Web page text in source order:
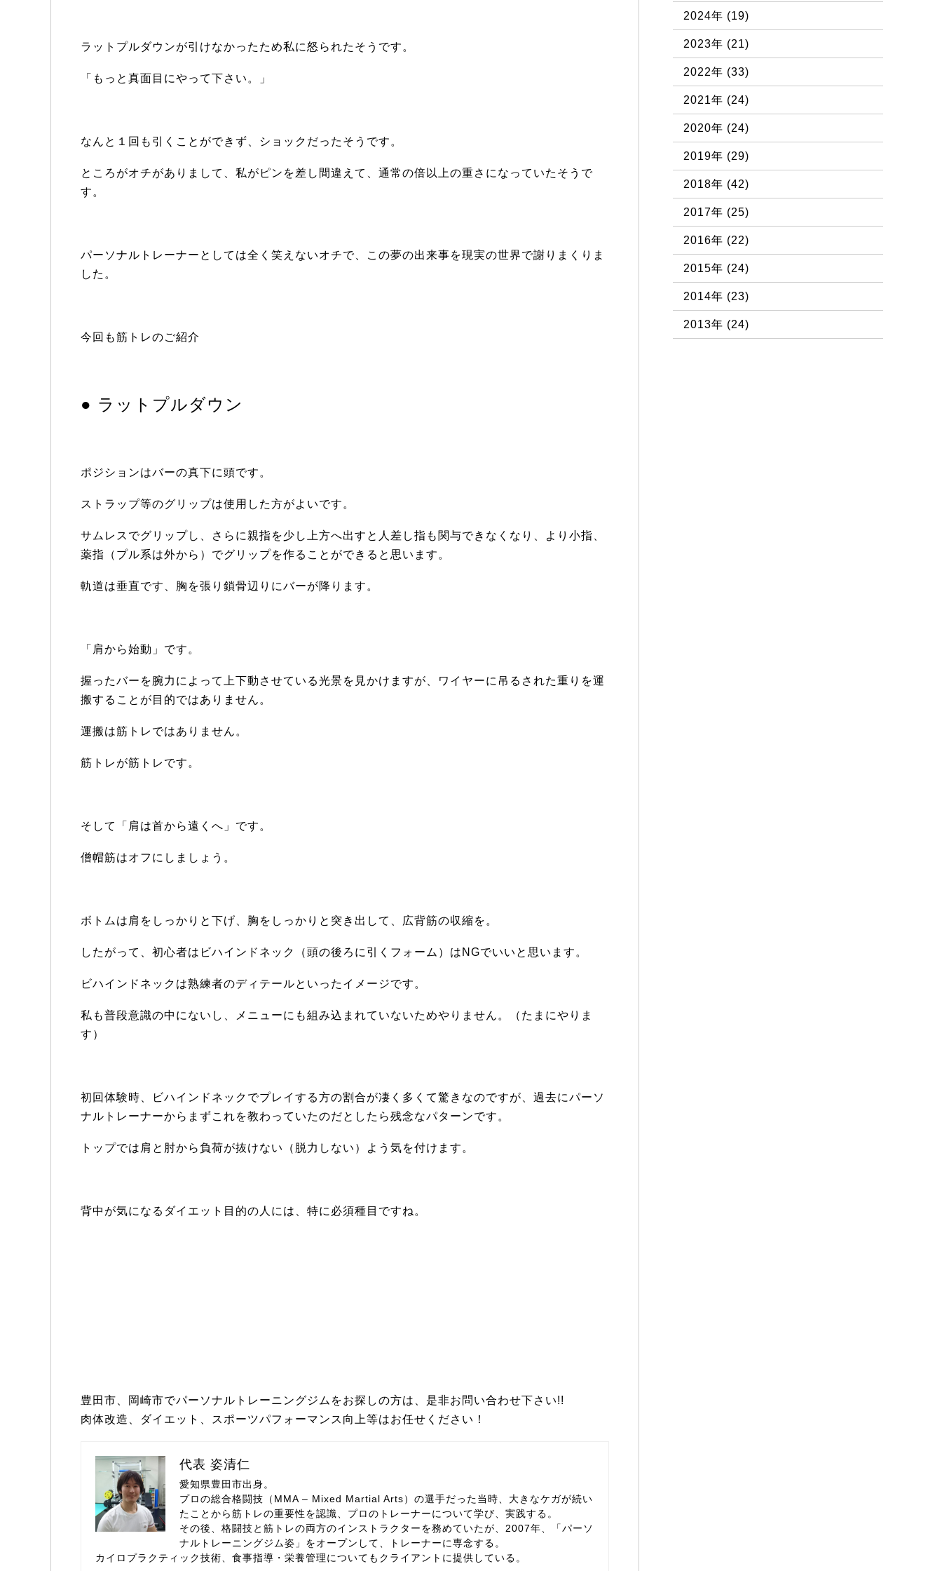
ラットプルダウンが引けなかったため私に怒られたそうです。
「もっと真面目にやって下さい。」
なんと１回も引くことができず、ショックだったそうです。
ところがオチがありまして、私がピンを差し間違えて、通常の倍以上の重さになっていたそうで
す。
パーソナルトレーナーとしては全く笑えないオチで、この夢の出来事を現実の世界で謝りまくりま
した。
今回も筋トレのご紹介
● ラットプルダウン
ポジションはバーの真下に頭です。
ストラップ等のグリップは使用した方がよいです。
サムレスでグリップし、さらに親指を少し上方へ出すと人差し指も関与できなくなり、より小指、
薬指（プル系は外から）でグリップを作ることができると思います。
軌道は垂直です、胸を張り鎖骨辺りにバーが降ります。
「肩から始動」です。
握ったバーを腕力によって上下動させている光景を見かけますが、ワイヤーに吊るされた重りを運
搬することが目的ではありません。
運搬は筋トレではありません。
筋トレが筋トレです。
そして「肩は首から遠くへ」です。
僧帽筋はオフにしましょう。
ボトムは肩をしっかりと下げ、胸をしっかりと突き出して、広背筋の収縮を。
したがって、初心者はビハインドネック（頭の後ろに引くフォーム）はNGでいいと思います。
ビハインドネックは熟練者のディテールといったイメージです。
私も普段意識の中にないし、メニューにも組み込まれていないためやりません。（たまにやりま
す）
初回体験時、ビハインドネックでプレイする方の割合が凄く多くて驚きなのですが、過去にパーソ
ナルトレーナーからまずこれを教わっていたのだとしたら残念なパターンです。
トップでは肩と肘から負荷が抜けない（脱力しない）よう気を付けます。
背中が気になるダイエット目的の人には、特に必須種目ですね。
豊田市、岡崎市でパーソナルトレーニングジムをお探しの方は、是非お問い合わせ下さい!!
肉体改造、ダイエット、スポーツパフォーマンス向上等はお任せください！
代表 姿清仁
愛知県豊田市出身。
プロの総合格闘技（MMA – Mixed Martial Arts）の選手だった当時、大きなケガが続い
たことから筋トレの重要性を認識、プロのトレーナーについて学び、実践する。
その後、格闘技と筋トレの両方のインストラクターを務めていたが、2007年、「パーソ
ナルトレーニングジム姿」をオープンして、トレーナーに専念する。
カイロプラクティック技術、食事指導・栄養管理についてもクライアントに提供している。
2024年 (19)
2023年 (21)
2022年 (33)
2021年 (24)
2020年 (24)
2019年 (29)
2018年 (42)
2017年 (25)
2016年 (22)
2015年 (24)
2014年 (23)
2013年 (24)